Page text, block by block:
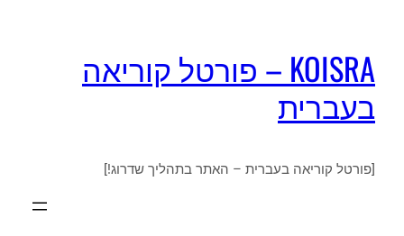
KOISRA – פורטל קוריאה
בעברית
[פורטל קוריאה בעברית – האתר בתהליך שדרוג!]